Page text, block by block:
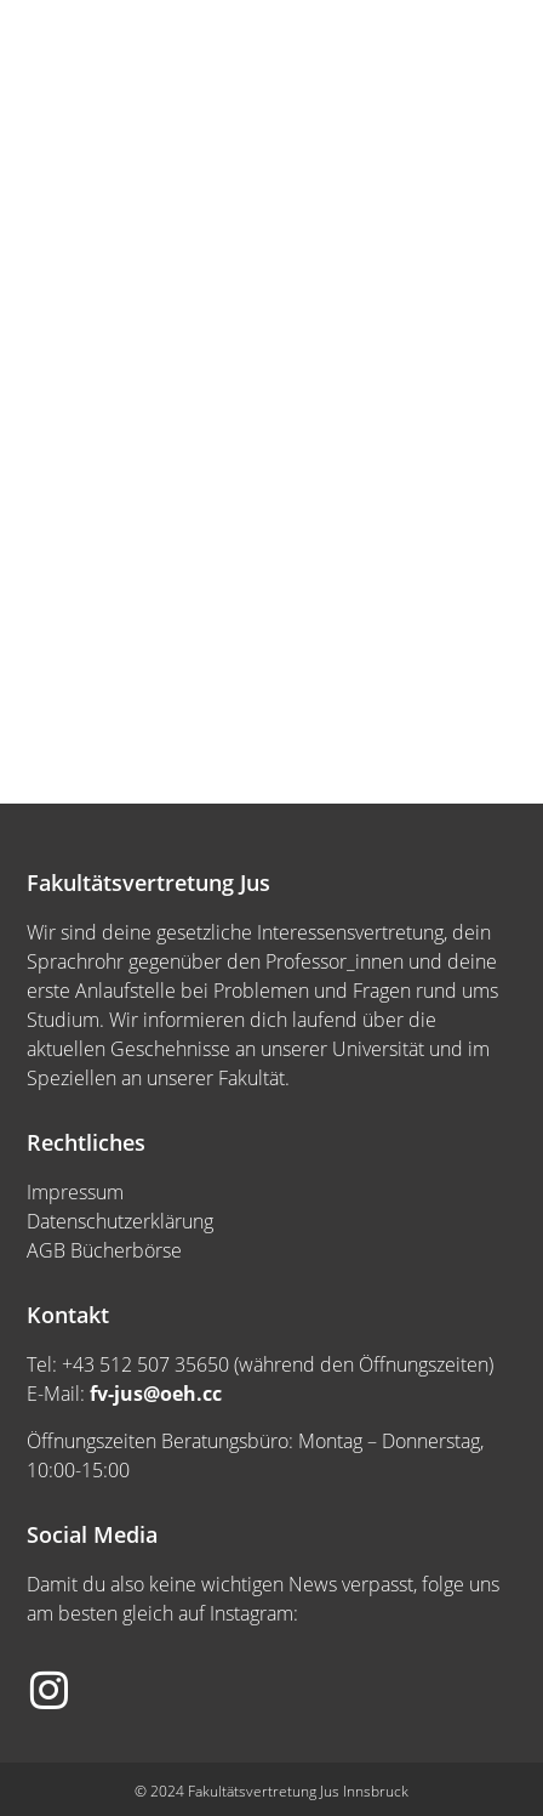
Fakultätsvertretung Jus
Wir sind deine gesetzliche Interessensvertretung, dein
Sprachrohr gegenüber den Professor_innen und deine
erste Anlaufstelle bei Problemen und Fragen rund ums
Studium. Wir informieren dich laufend über die
aktuellen Geschehnisse an unserer Universität und im
Speziellen an unserer Fakultät.
Rechtliches
Impressum
Datenschutzerklärung
AGB Bücherbörse
Kontakt
Tel: +43 512 507 35650 (während den Öffnungszeiten)
E-Mail:fv-jus@oeh.cc
Öffnungszeiten Beratungsbüro: Montag – Donnerstag,
10:00-15:00
Social Media
Damit du also keine wichtigen News verpasst, folge uns
am besten gleich auf Instagram:
© 2024 Fakultätsvertretung Jus Innsbruck